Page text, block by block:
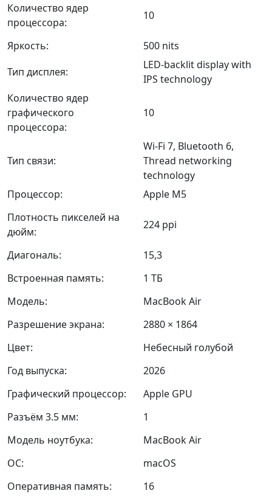
Количество ядер
процессора:
10
Яркость:
500 nits
Тип дисплея:
LED-backlit display with
IPS technology
Количество ядер
графического
процессора:
10
Тип связи:
Wi-Fi 7, Bluetooth 6,
Thread networking
technology
Процессор:
Apple M5
Плотность пикселей на
дюйм:
224 ppi
Диагональ:
15,3
Встроенная память:
1 ТБ
Модель:
MacBook Air
Разрешение экрана:
2880 × 1864
Цвет:
Небесный голубой
Год выпуска:
2026
Графический процессор:
Apple GPU
Разъём 3.5 мм:
1
Модель ноутбука:
MacBook Air
ОС:
macOS
Оперативная память:
16